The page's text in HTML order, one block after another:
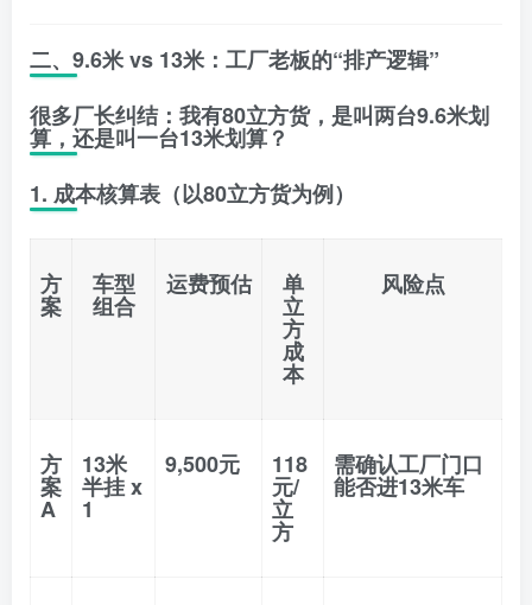
二、9.6米 vs 13米：工厂老板的“排产逻辑”
很多厂长纠结：我有80立方货，是叫两台9.6米划
算，还是叫一台13米划算？
1. 成本核算表（以80立方货为例）
方
案
车型
组合
运费预估 单
立
方
成
本
风险点
方
案
A
13米
半挂 x
1
9,500元 118
元/
立
方
需确认工厂门口
能否进13米车